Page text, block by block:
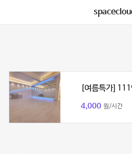
[여름특가]
4,000 원/시간